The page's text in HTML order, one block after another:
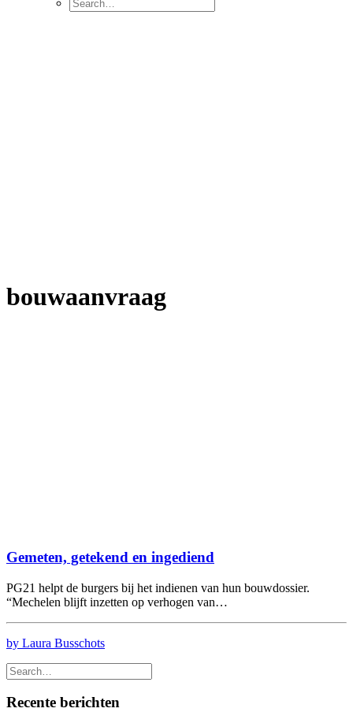
bouwaanvraag
Gemeten, getekend en ingediend
PG21 helpt de burgers bij het indienen van hun bouwdossier.
“Mechelen blijft inzetten op verhogen van…
by Laura Busschots
Recente berichten